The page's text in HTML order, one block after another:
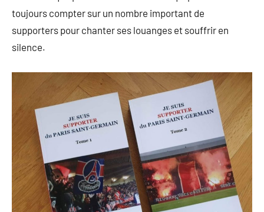
toujours compter sur un nombre important de
supporters pour chanter ses louanges et souffrir en
silence.